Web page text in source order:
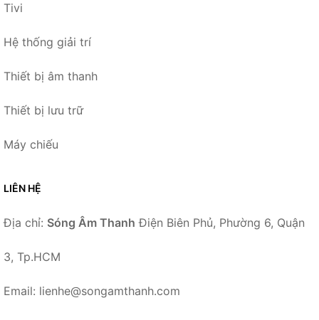
Tivi
Hệ thống giải trí
Thiết bị âm thanh
Thiết bị lưu trữ
Máy chiếu
LIÊN HỆ
Địa chỉ: Sóng Âm Thanh Điện Biên Phủ, Phường 6, Quận
3, Tp.HCM
Email: lienhe@songamthanh.com